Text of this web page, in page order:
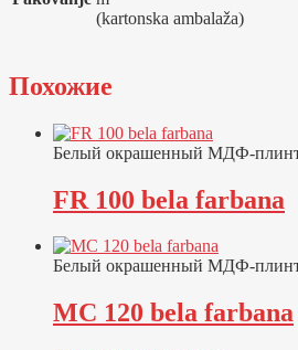
(kartonska ambalaža)
Похожие
Белый окрашенный МДФ-
FR 100 bela farbana
Белый окрашенный МДФ-
MC 120 bela farbana